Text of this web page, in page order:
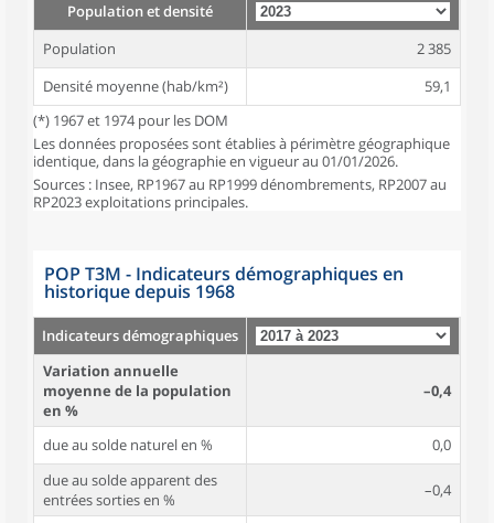
Population et densité
Population
2 385
Densité moyenne (hab/km²)
59,1
(*) 1967 et 1974 pour les DOM
Les données proposées sont établies à périmètre géographique
identique, dans la géographie en vigueur au 01/01/2026.
Sources : Insee, RP1967 au RP1999 dénombrements, RP2007 au
RP2023 exploitations principales.
POP T3M - Indicateurs démographiques en
historique depuis 1968
Indicateurs démographiques
Variation annuelle
moyenne de la population
en %
–0,4
due au solde naturel en %
0,0
due au solde apparent des
entrées sorties en %
–0,4